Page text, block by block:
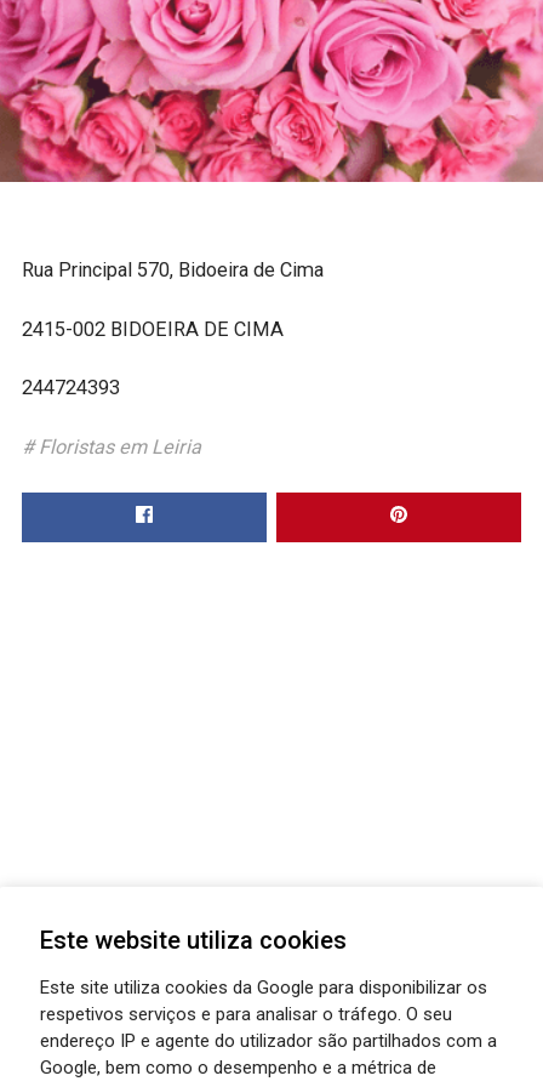
Rua Principal 570, Bidoeira de Cima
2415-002 BIDOEIRA DE CIMA
244724393
Floristas em Leiria
Este website utiliza cookies
Este site utiliza cookies da Google para disponibilizar os
respetivos serviços e para analisar o tráfego. O seu
endereço IP e agente do utilizador são partilhados com a
Google, bem como o desempenho e a métrica de